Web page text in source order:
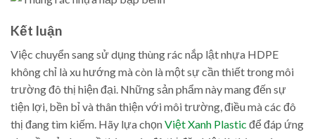
Kết luận
Việc chuyển sang sử dụng thùng rác nắp lật nhựa HDPE
không chỉ là xu hướng mà còn là một sự cần thiết trong môi
trường đô thị hiện đại. Những sản phẩm này mang đến sự
tiện lợi, bền bỉ và thân thiện với môi trường, điều mà các đô
thị đang tìm kiếm. Hãy lựa chọnViệt Xanh Plastic để đáp ứng